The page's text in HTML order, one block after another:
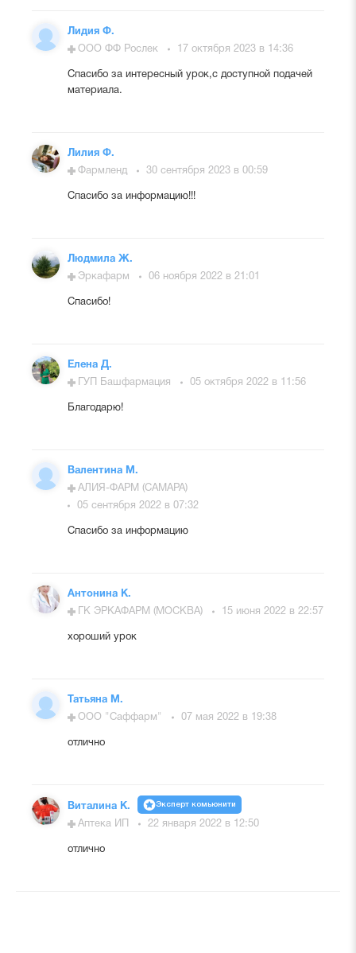
Лидия Ф.
ООО ФФ Рослек
17 октября 2023 в 14:36
Спасибо за интересный урок,с доступной подачей
материала.
Лилия Ф.
Фармленд
30 сентября 2023 в 00:59
Спасибо за информацию!!!
Людмила Ж.
Эркафарм
06 ноября 2022 в 21:01
Спасибо!
Елена Д.
ГУП Башфармация
05 октября 2022 в 11:56
Благодарю!
Валентина М.
АЛИЯ-ФАРМ (САМАРА)
05 сентября 2022 в 07:32
Спасибо за информацию
Антонина К.
ГК ЭРКАФАРМ (МОСКВА)
15 июня 2022 в 22:57
хороший урок
Татьяна М.
ООО "Саффарм"
07 мая 2022 в 19:38
отлично
Виталина К. Эксперт комьюнити
Аптека ИП 22 января 2022 в 12:50
отлично